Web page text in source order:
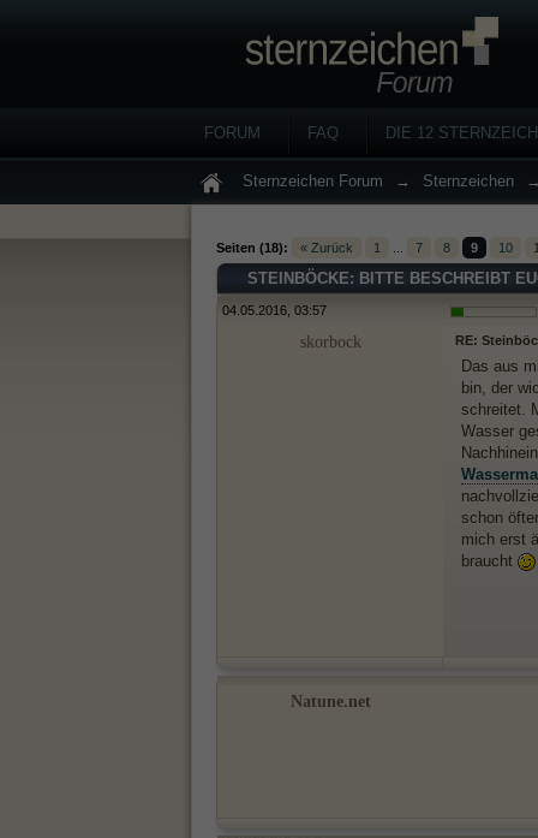
FORUM FAQ DIE 12
Sternzeichen Forum → Sternzeichen →
Seiten (18): « Zurück 1 7 8 9 10
STEINBÖCKE: BITTE BESCHREIBT
04.05.2016, 03:57
skorbock RE:
Das aus
bin, der
schreitet.
Wasser
schon
mich erst
braucht
Natune.net